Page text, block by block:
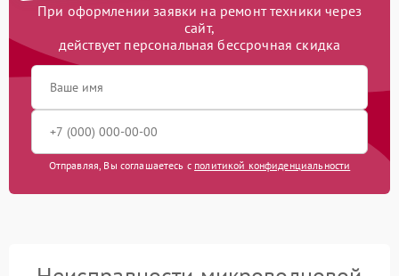
При оформлении заявки на ремонт техники через
сайт,
действует персональная бессрочная скидка
Отправляя, Вы соглашаетесь с политикой конфиденциальности